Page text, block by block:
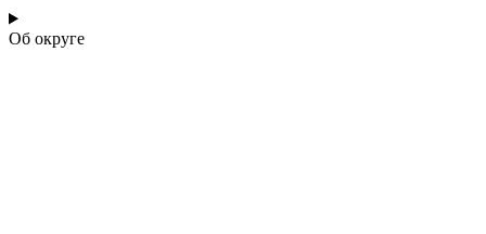
Об округе